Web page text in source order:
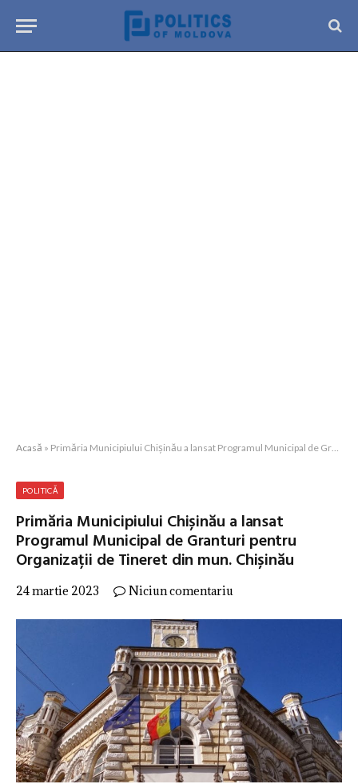
Acasă » Primăria Municipiului Chișinău a lansat Programul Municipal de Granturi pentru Organizații de Tineret din mun. Chișinău
POLITICĂ
Primăria Municipiului Chișinău a lansat
Programul Municipal de Granturi pentru
Organizații de Tineret din mun. Chișinău
24 martie 2023 Niciun comentariu